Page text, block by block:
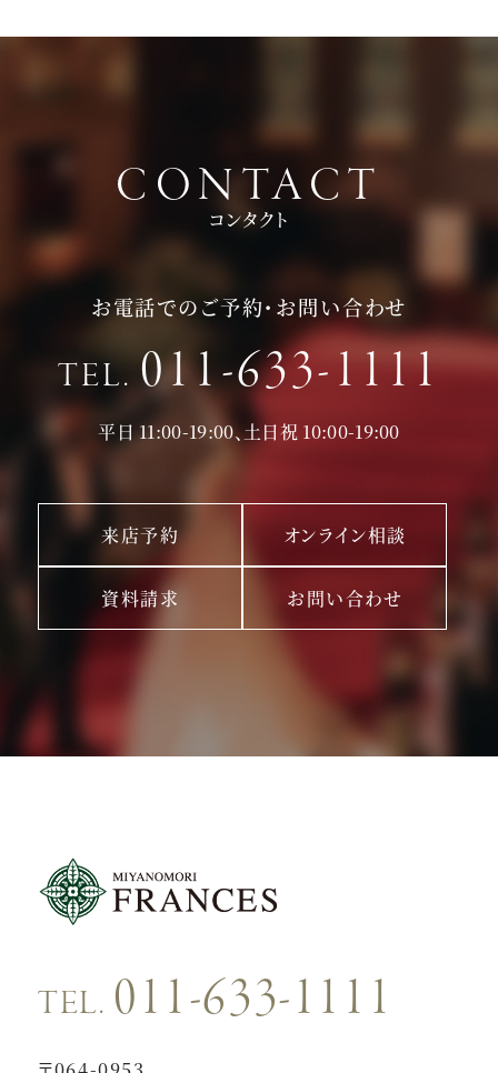
CONTACT
コンタクト
お電話でのご予約・お問い合わせ
TEL. 011-633-1111
平日 11:00-19:00、土日祝 10:00-19:00
来店予約 オンライン相談
資料請求 お問い合わせ
TEL. 011-633-1111